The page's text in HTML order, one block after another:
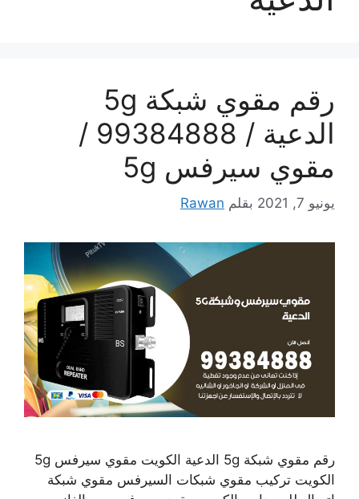
رقم مقوي شبكة 5g
الدعية / 99384888 /
مقوي سيرفس 5g
يونيو 7, 2021 بقلم Rawan
رقم مقوي شبكة 5g الدعية الكويت مقوي سيرفس 5g
الكويت تركيب مقوي شبكات السيرفس مقوي شبكة